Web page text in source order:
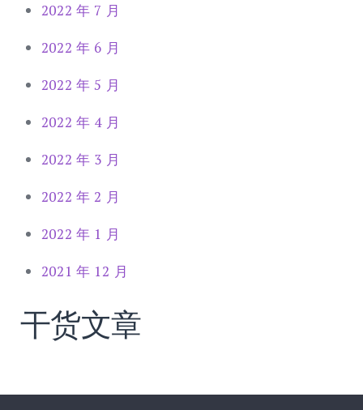
2022 年 7 月
2022 年 6 月
2022 年 5 月
2022 年 4 月
2022 年 3 月
2022 年 2 月
2022 年 1 月
2021 年 12 月
干货文章